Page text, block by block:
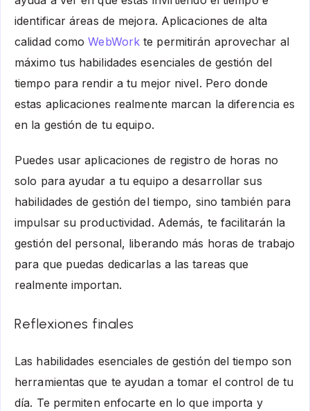
identificar áreas de mejora. Aplicaciones de alta
calidad comoWebWork te permitirán aprovechar al
máximo tus habilidades esenciales de gestión del
tiempo para rendir a tu mejor nivel. Pero donde
estas aplicaciones realmente marcan la diferencia es
en la gestión de tu equipo.
Puedes usar aplicaciones de registro de horas no
solo para ayudar a tu equipo a desarrollar sus
habilidades de gestión del tiempo, sino también para
impulsar su productividad. Además, te facilitarán la
gestión del personal, liberando más horas de trabajo
para que puedas dedicarlas a las tareas que
realmente importan.
Reflexiones finales
Las habilidades esenciales de gestión del tiempo son
herramientas que te ayudan a tomar el control de tu
día. Te permiten enfocarte en lo que importa y